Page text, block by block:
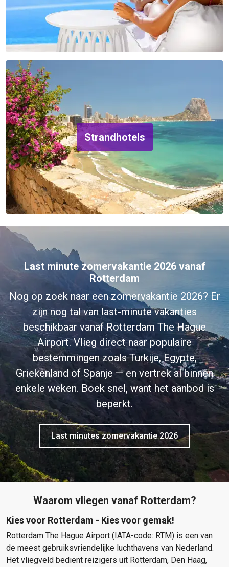
Strandhotels
Last minute zomervakantie 2026 vanaf
Rotterdam
Nog op zoek naar een zomervakantie 2026? Er
zijn nog tal van last-minute vakanties
beschikbaar vanaf Rotterdam The Hague
Airport. Vlieg direct naar populaire
bestemmingen zoals Turkije, Egypte,
Griekenland of Spanje — en vertrek al binnen
enkele weken. Boek snel, want het aanbod is
beperkt.
Last minutes zomervakantie 2026
Waarom vliegen vanaf Rotterdam?
Kies voor Rotterdam - Kies voor gemak!
Rotterdam The Hague Airport (IATA-code: RTM) is een van
de meest gebruiksvriendelijke luchthavens van Nederland.
Het vliegveld bedient reizigers uit Rotterdam, Den Haag,